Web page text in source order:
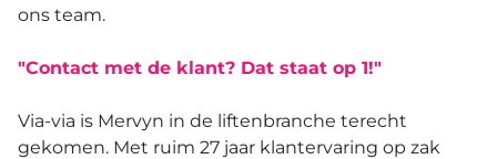
ons team.
"Contact met de klant? Dat staat op 1!"
Via-via is Mervyn in de liftenbranche terecht
gekomen. Met ruim 27 jaar klantervaring op zak